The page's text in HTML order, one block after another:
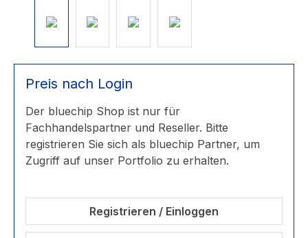
Preis nach Login
Der bluechip Shop ist nur für
Fachhandelspartner und Reseller. Bitte
registrieren Sie sich als bluechip Partner, um
Zugriff auf unser Portfolio zu erhalten.
Registrieren / Einloggen